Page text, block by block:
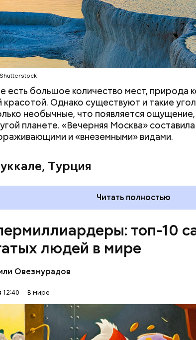
есть большое количество мест, природа
красотой. Однако существуют и такие
необычные, что появляется
планете. «Вечерняя Москва»
и «внеземными» видами.
Турция
Читать полностью
топ-10
людей в мире
Овезмурадов
12:40 В мире
Ортега — испанский бизнесмен,
и сумел построить собственную
это была сеть магазинов Zara,
качественную и стильную одежду по
примерно в 148 миллиардов
БИЗНЕС ПРЕДПРИНИМАТЕЛИ